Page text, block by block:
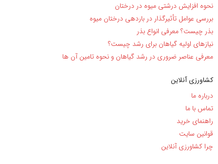
نحوه افزایش درشتی میوه در درختان
بررسی عوامل تأثیرگذار در باردهی درختان میوه
بذر چیست؟ معرفی انواع بذر
نیاز‌های اولیه گیاهان برای رشد چیست؟
معرفی عناصر ضروری در رشد گیاهان و نحوه تامین آن ها
کشاورزی آنلاین
درباره ما
تماس با ما
راهنمای خرید
قوانین سایت
چرا کشاورزی آنلاین